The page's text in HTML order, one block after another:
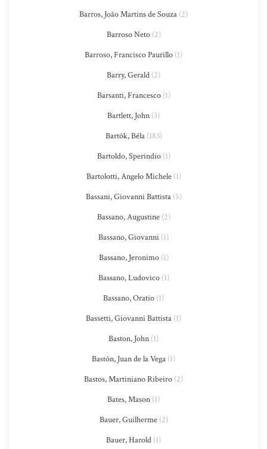
Barros, João Martins de Souza (2)
Barroso Neto(2)
Barroso, Francisco Paurillo (1)
Barry, Gerald (2)
Barsanti, Francesco(1)
Bartlett, John (3)
Bartók, Béla(183)
Bartoldo, Sperindio(1)
Bartolotti, Angelo Michele(1)
Bassani, Giovanni Battista(5)
Bassano, Augustine(2)
Bassano, Giovanni (1)
Bassano, Jeronimo(1)
Bassano, Ludovico(1)
Bassano, Oratio (1)
Bassetti, Giovanni Battista (1)
Baston, John (1)
Bastón, Juan de la Vega (1)
Bastos, Martiniano Ribeiro (2)
Bates, Mason (1)
Bauer, Guilherme(2)
Bauer, Harold (1)